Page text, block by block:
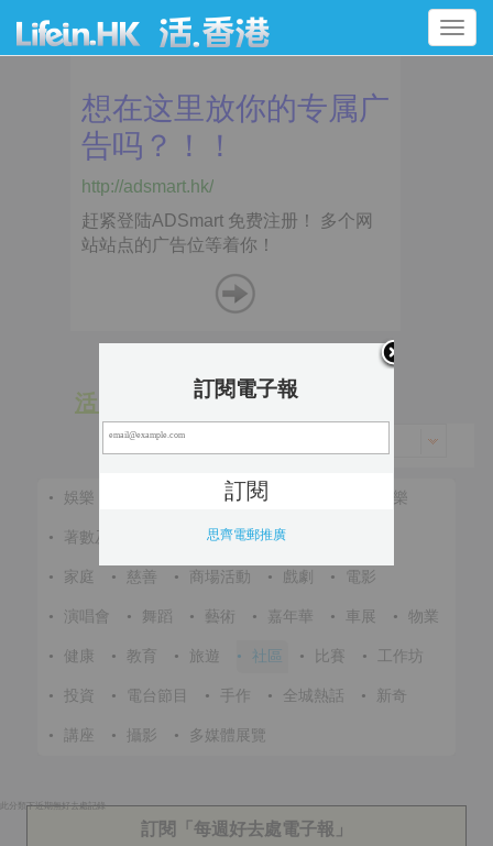
Toggle
navigation
活 動
• 娛樂 • 節慶 音樂
• 著數及優惠 • 體育 •
• 家庭 • 慈善 • 商場活動 • 戲劇 • 電影
• 演唱會 • 舞蹈 • 藝術 • 嘉年華 • 車展 • 物業
• 健康 • 教育 • 旅遊 • 社區 • 比賽 • 工作坊
• 投資 • 電台節目 • 手作 • 全城熱話 • 新奇
• 講座 • 攝影 • 多媒體展覽
此分類下近期無好去處記錄
訂閱「每週好去處電子報」
訂閱電子報
思齊電郵推廣